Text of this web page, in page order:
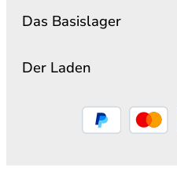
Das Basislager
Der Laden